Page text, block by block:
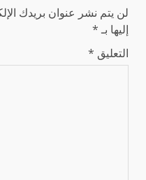
لن يتم نشر عنوان بريدك
إليها بـ*
التعليق *